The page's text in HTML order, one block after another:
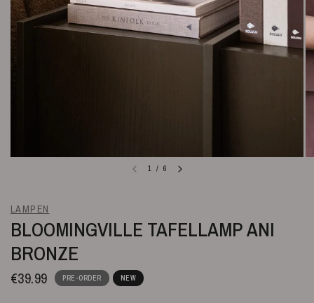
1 / 6
LAMPEN
BLOOMINGVILLE TAFELLAMP ANI
BRONZE
€39.99 PRE-ORDER NEW